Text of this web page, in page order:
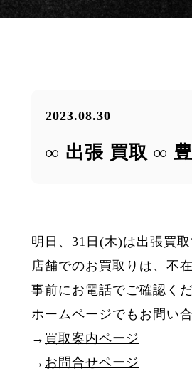
2023.08.30
∞ 出張 買取 ∞
明日、31日 (木)は出張買
店舗でのお買取りは、不
事前にお電話でご確認く
ホームページでもお問い
→ 買取案内ページ
→ お問合せページ